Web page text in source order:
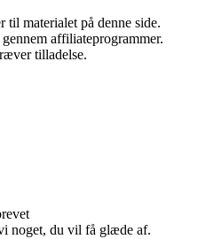
materialet på denne side.
affiliateprogrammer.
tilladelse.
noget, du vil få glæde af.